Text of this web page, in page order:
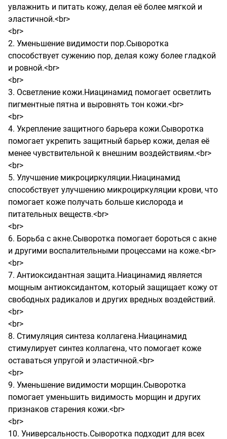
увлажнить и питать кожу, делая её более мягкой и
эластичной.<br>
<br>
2. Уменьшение видимости пор.Сыворотка
способствует сужению пор, делая кожу более гладкой
и ровной.<br>
<br>
3. Осветление кожи.Ниацинамид помогает осветлить
пигментные пятна и выровнять тон кожи.<br>
<br>
4. Укрепление защитного барьера кожи.Сыворотка
помогает укрепить защитный барьер кожи, делая её
менее чувствительной к внешним воздействиям.<br>
<br>
5. Улучшение микроциркуляции.Ниацинамид
способствует улучшению микроциркуляции крови, что
помогает коже получать больше кислорода и
питательных веществ.<br>
<br>
6. Борьба с акне.Сыворотка помогает бороться с акне
и другими воспалительными процессами на коже.<br>
<br>
7. Антиоксидантная защита.Ниацинамид является
мощным антиоксидантом, который защищает кожу от
свободных радикалов и других вредных воздействий.
<br>
<br>
8. Стимуляция синтеза коллагена.Ниацинамид
стимулирует синтез коллагена, что помогает коже
оставаться упругой и эластичной.<br>
<br>
9. Уменьшение видимости морщин.Сыворотка
помогает уменьшить видимость морщин и других
признаков старения кожи.<br>
<br>
10. Универсальность.Сыворотка подходит для всех